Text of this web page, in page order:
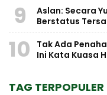
9
Aslan: Secara
Berstatus
10
Tak Ada
Ini Kata Kuasa
TAG TERPOPULER